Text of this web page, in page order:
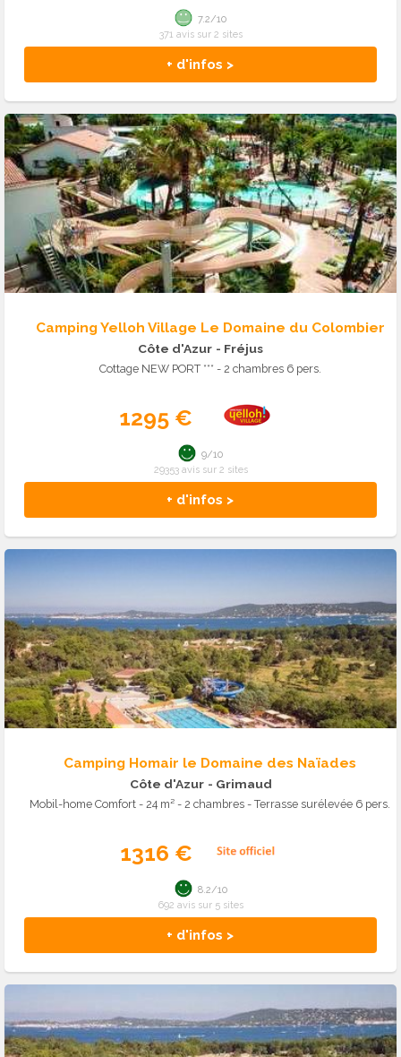
+ d'infos >
7.2/10
371 avis sur 2 sites
Camping Yelloh Village Le Domaine du Colombier
Côte d'Azur - Fréjus
Cottage NEW PORT *** - 2 chambres 6 pers.
1295 €
+ d'infos >
9/10
29353 avis sur 2 sites
Camping Homair le Domaine des Naïades
Côte d'Azur - Grimaud
Mobil-home Comfort - 24 m² - 2 chambres - Terrasse surélevée 6 pers.
1316 €
+ d'infos >
8.2/10
692 avis sur 5 sites